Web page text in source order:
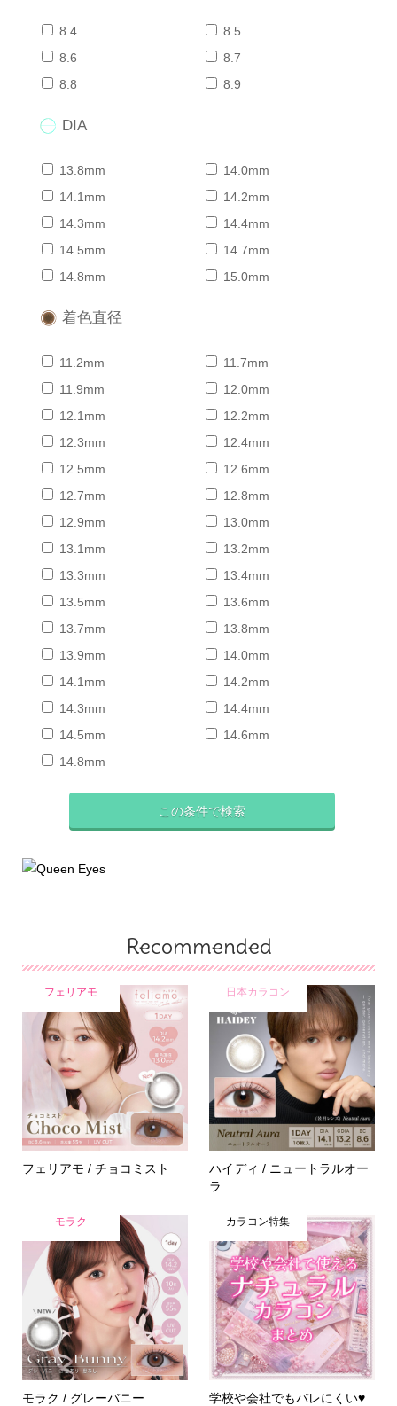
8.4
8.5
8.6
8.7
8.8
8.9
DIA
13.8mm
14.0mm
14.1mm
14.2mm
14.3mm
14.4mm
14.5mm
14.7mm
14.8mm
15.0mm
着色直径
11.2mm
11.7mm
11.9mm
12.0mm
12.1mm
12.2mm
12.3mm
12.4mm
12.5mm
12.6mm
12.7mm
12.8mm
12.9mm
13.0mm
13.1mm
13.2mm
13.3mm
13.4mm
13.5mm
13.6mm
13.7mm
13.8mm
13.9mm
14.0mm
14.1mm
14.2mm
14.3mm
14.4mm
14.5mm
14.6mm
14.8mm
Recommended
フェリアモ
フェリアモ / チョコミスト
日本カラコン
ハイディ / ニュートラルオー
ラ
モラク
モラク / グレーバニー
カラコン特集
学校や会社でもバレにくい♥